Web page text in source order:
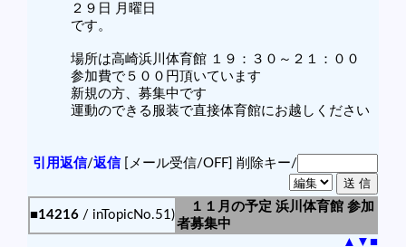
２９日 月曜日
です。
場所は高崎浜川体育館 １９：３０～２１：００
参加費で５００円頂いています
新規の方、募集中です
運動のできる服装で直接体育館にお越しください
引用返信/返信[メール受信/OFF] 削除キー/
■14216 / inTopicNo.51)
１１月の予定 浜川体育館 参加
者募集中
▲ ▼ ■